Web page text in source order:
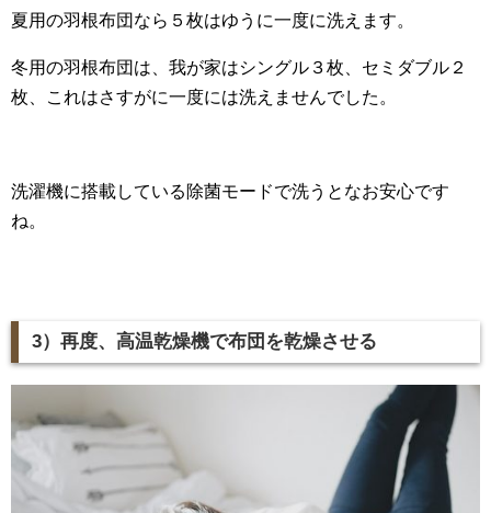
夏用の羽根布団なら５枚はゆうに一度に洗えます。
冬用の羽根布団は、我が家はシングル３枚、セミダブル２
枚、これはさすがに一度には洗えませんでした。
洗濯機に搭載している除菌モードで洗うとなお安心です
ね。
3）再度、高温乾燥機で布団を乾燥させる